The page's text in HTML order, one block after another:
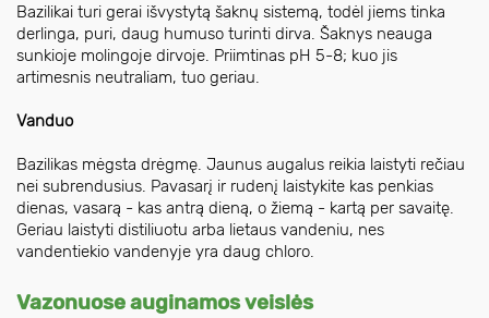
Bazilikai turi gerai išvystytą šaknų sistemą, todėl jiems tinka
derlinga, puri, daug humuso turinti dirva. Šaknys neauga
sunkioje molingoje dirvoje. Priimtinas pH 5-8; kuo jis
artimesnis neutraliam, tuo geriau.
Vanduo
Bazilikas mėgsta drėgmę. Jaunus augalus reikia laistyti rečiau
nei subrendusius. Pavasarį ir rudenį laistykite kas penkias
dienas, vasarą - kas antrą dieną, o žiemą - kartą per savaitę.
Geriau laistyti distiliuotu arba lietaus vandeniu, nes
vandentiekio vandenyje yra daug chloro.
Vazonuose auginamos veislės